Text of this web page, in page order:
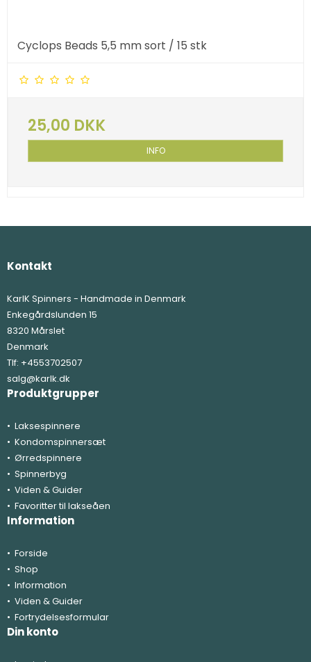
Cyclops Beads 5,5 mm sort / 15 stk
25,00 DKK
INFO
Kontakt
KarlK Spinners - Handmade in Denmark
Enkegårdslunden 15
8320 Mårslet
Denmark
Tlf: +4553702507
salg@karlk.dk
Produktgrupper
Laksespinnere
Kondomspinnersæt
Ørredspinnere
Spinnerbyg
Viden & Guider
Favoritter til lakseåen
Information
Forside
Shop
Information
Viden & Guider
Fortrydelsesformular
Din konto